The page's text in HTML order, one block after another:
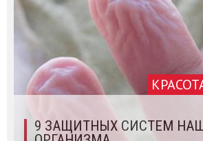
9 ЗАЩИТНЫХ СИСТЕМ